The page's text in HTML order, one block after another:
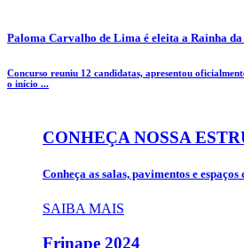
Paloma Carvalho de Lima é eleita a Rainha
Concurso reuniu 12 candidatas, apresentou
o início ...
CONHEÇA NOSSA
Conheça as salas, pavimentos e
SAIBA MAIS
Frinape 2024